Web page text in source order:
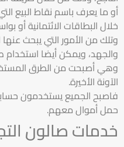
أو ما يعرف باسم نقاط البيع
خلال البطاقات الائتمانية أو
وتلك من الأمور التي يبحث
والجهد، ويمكن أيضا استخدام
وهي أصبحت من الطرق
الآونة الأخيرة.
فاصبح الجميع يستخدمون
حمل أموال معهم.
خدمات صالون